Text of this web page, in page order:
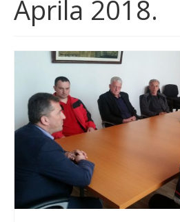
Javne nabavke
Značajni datumi i
Program energetske
sektoru
Aprila 2018.